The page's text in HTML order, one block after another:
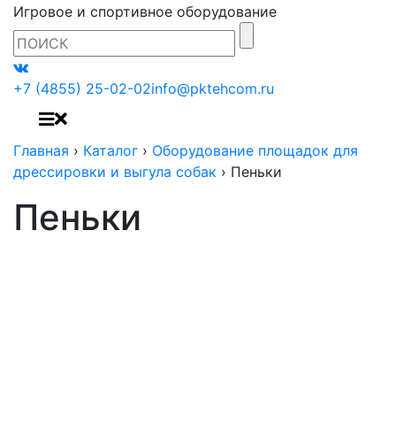
Игровое и спортивное оборудование
+7 (4855) 25-02-02info@pktehcom.ru
Главная › Каталог › Оборудование площадок для
дрессировки и выгула собак › Пеньки
Пеньки